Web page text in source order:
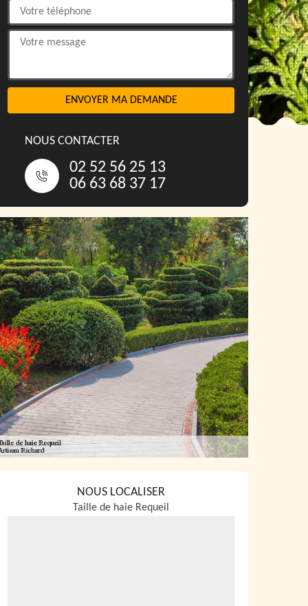
NOUS CONTACTER
02 52 56 25 13
06 63 68 37 17
NOUS LOCALISER
Taille de haie Requeil